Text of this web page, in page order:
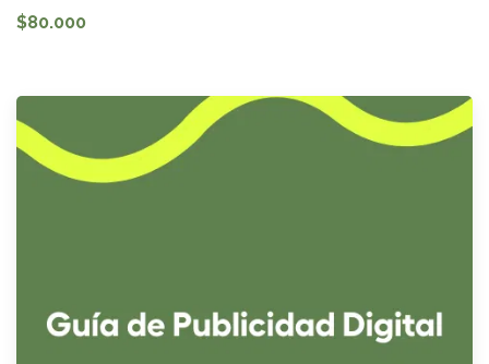
$80.000